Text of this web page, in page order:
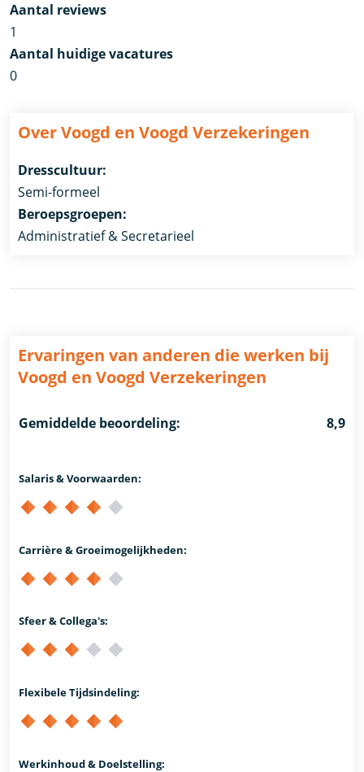
Aantal reviews
1
Aantal huidige vacatures
0
Over Voogd en Voogd Verzekeringen
Dresscultuur:
Semi-formeel
Beroepsgroepen:
Administratief & Secretarieel
Ervaringen van anderen die werken bij
Voogd en Voogd Verzekeringen
Gemiddelde beoordeling: 8,9
Salaris & Voorwaarden:
Carrière & Groeimogelijkheden:
Sfeer & Collega's:
Flexibele Tijdsindeling:
Werkinhoud & Doelstelling: